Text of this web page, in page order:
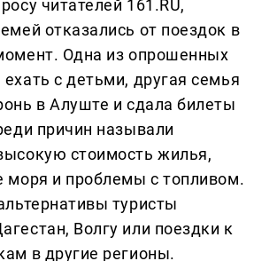
читателей 161.RU,
отказались от поездок в
Одна из опрошенных
с детьми, другая семья
в Алуште и сдала билеты
причин называли
стоимость жилья,
моря и проблемы с топливом.
туристы
Волгу или поездки к
в другие регионы.